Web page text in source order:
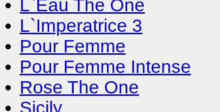
L`Eau The One
L`Imperatrice 3
Pour Femme
Pour Femme Intense
Rose The One
Sicily